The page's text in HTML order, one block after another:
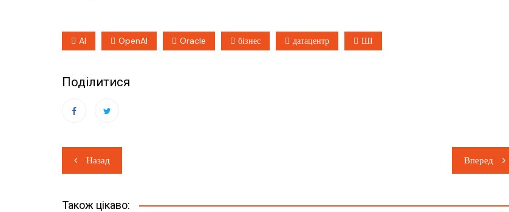
AI OpenAI Oracle бізнес датацентр ШІ
Поділитися
Навігація
записів
Назад Вперед
Також цікаво: